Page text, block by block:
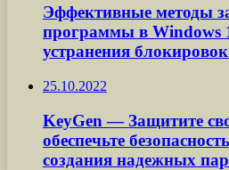
Эффективные методы
программы в Windows
устранения
25.10.2022
KeyGen — Защитите
обеспечьте
создания надежных